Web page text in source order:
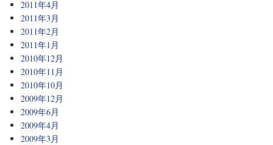
2011年4月
2011年3月
2011年2月
2011年1月
2010年12月
2010年11月
2010年10月
2009年12月
2009年6月
2009年4月
2009年3月